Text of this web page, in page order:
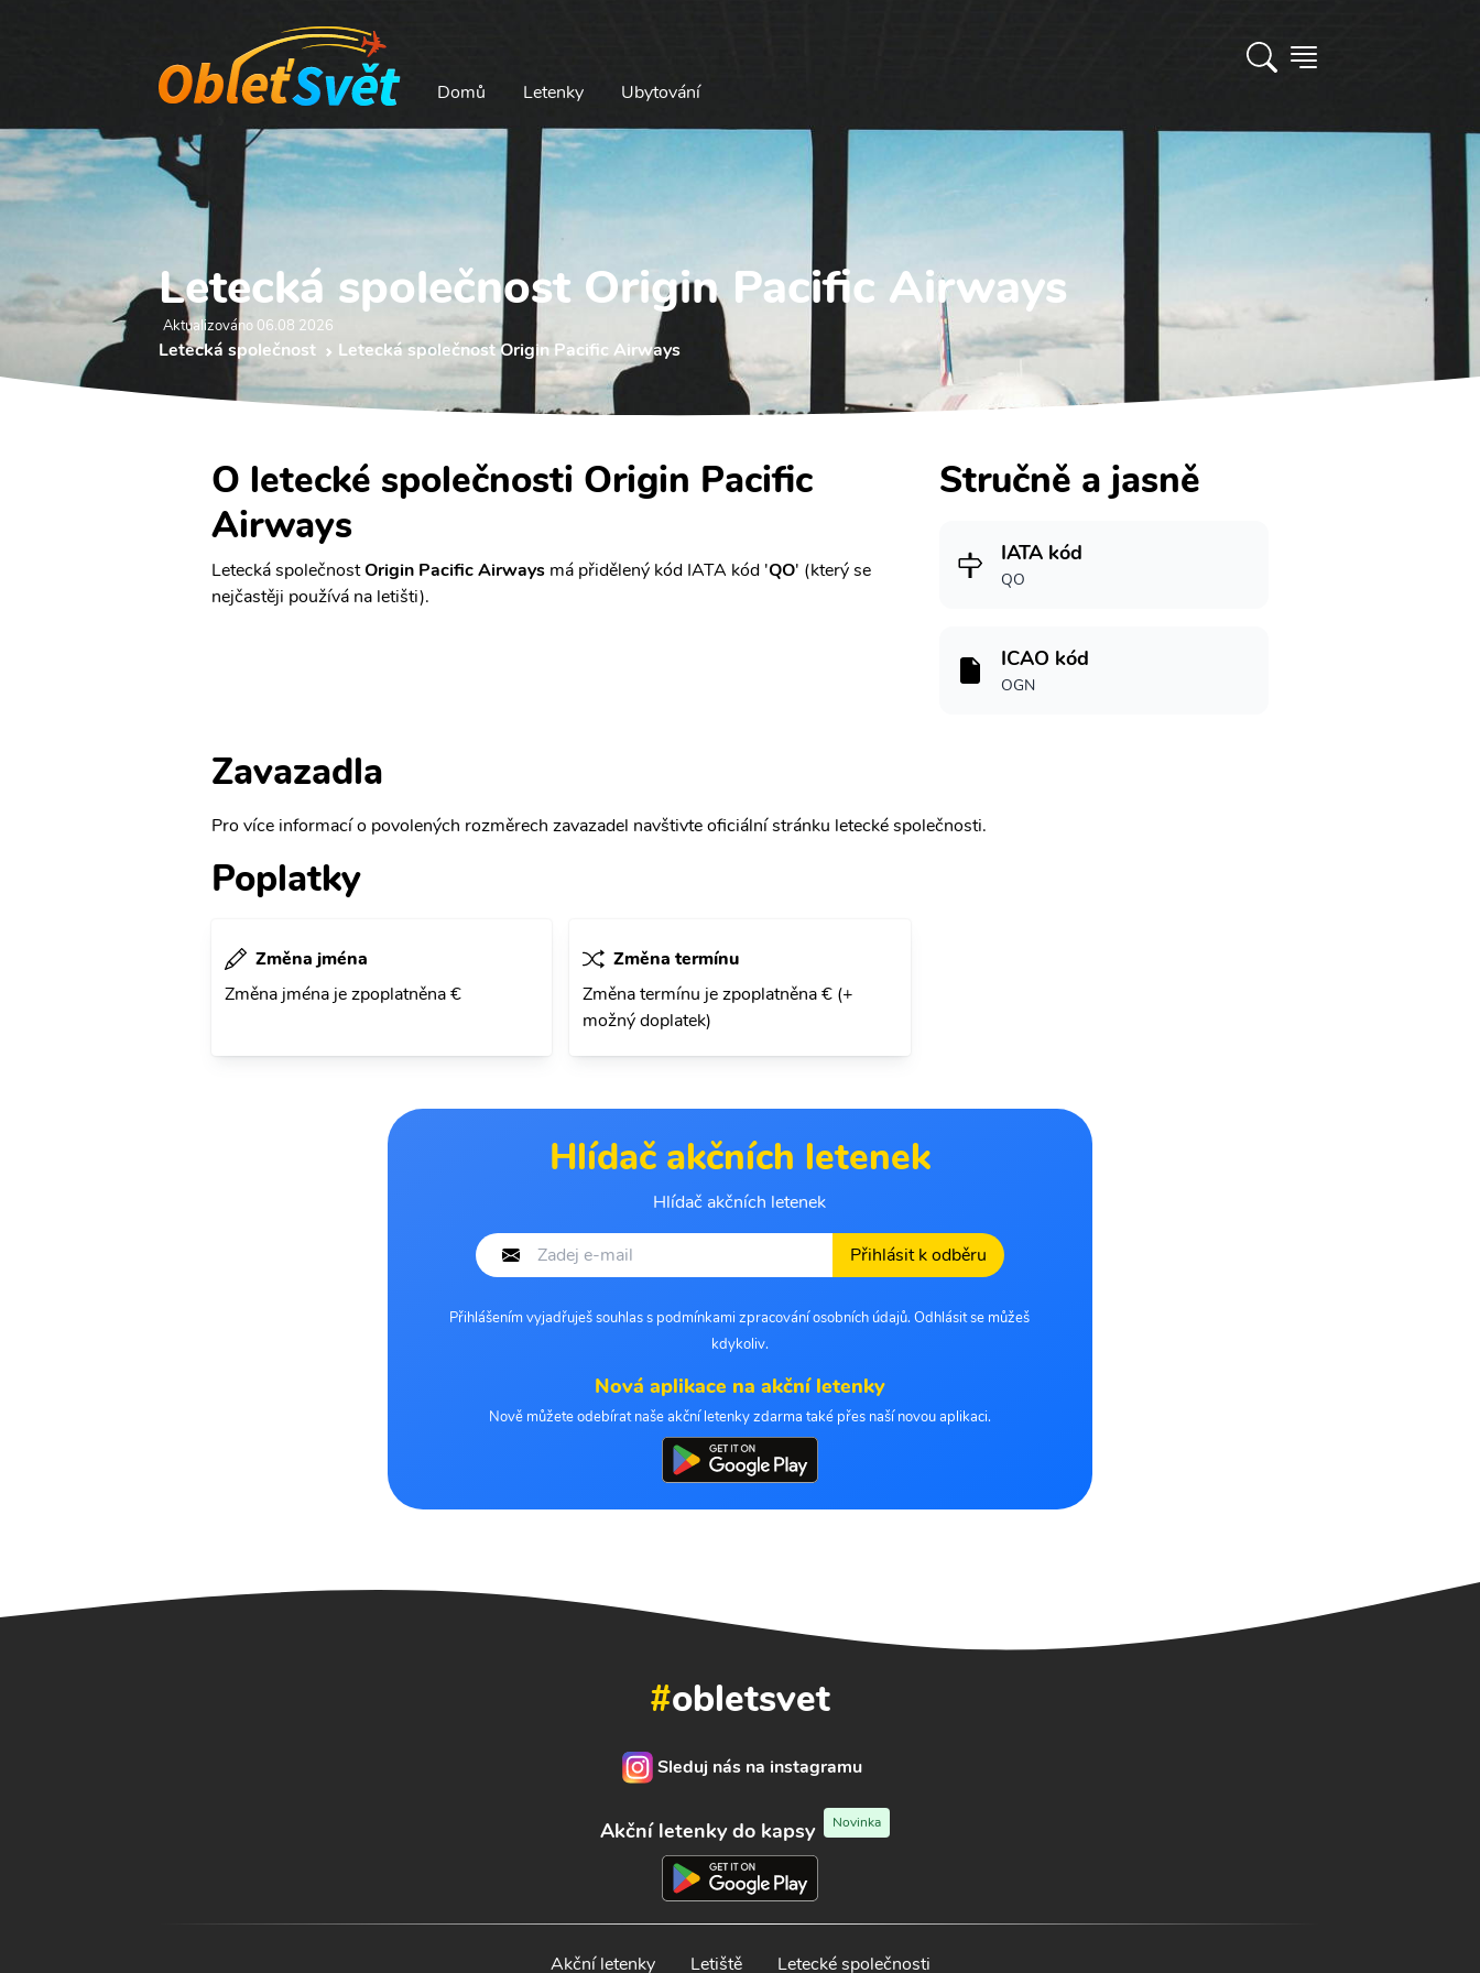
Domů Letenky Ubytování
Letecká společnost Origin Pacific Airways
Aktualizováno 06.08 2026
Letecká společnost Letecká společnost Origin Pacific Airways
O letecké společnosti Origin Pacific
Airways
Letecká společnostOrigin Pacific Airways má přidělený kód IATA kód 'QO' (který se
nejčastěji používá na letišti).
Stručně a jasně
IATA kód
QO
ICAO kód
OGN
Zavazadla
Pro více informací o povolených rozměrech zavazadel navštivte oficiální stránku letecké společnosti.
Poplatky
Změna jména
Změna jména je zpoplatněna €
Změna termínu
Změna termínu je zpoplatněna € (+
možný doplatek)
Hlídač akčních letenek
Hlídač akčních letenek
Přihlásit k odběru
Přihlášením vyjadřuješ souhlas s podmínkami zpracování osobních údajů. Odhlásit se můžeš
kdykoliv.
Nová aplikace na akční letenky
Nově můžete odebírat naše akční letenky zdarma také přes naší novou aplikaci.
#obletsvet
Sleduj nás na instagramu
Akční letenky do kapsy Novinka
Akční letenky Letiště Letecké společnosti